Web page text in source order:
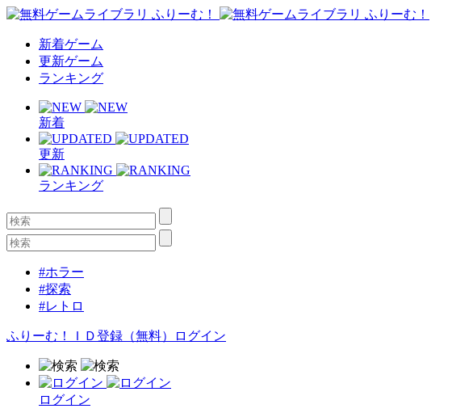
新着ゲーム
更新ゲーム
ランキング
新着
更新
ランキング
#ホラー
#探索
#レトロ
ふりーむ！ＩＤ登録（無料） ログイン
ログイン